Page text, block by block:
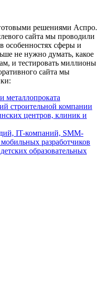
решениями Аспро.
сайта мы проводили
особенностях сферы и
не нужно думать, какое
и тестировать миллионы
сайта мы
металлопроката
строительной компании
центров, клиник и
IT-компаний, SMM-
разработчиков
образовательных